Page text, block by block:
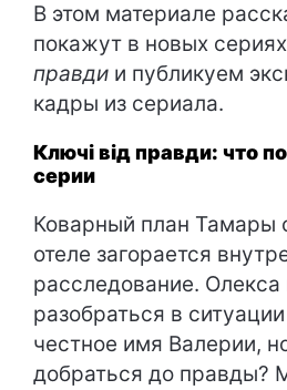
В этом материале
покажут в новых сериях
правди и публикуем
кадры из сериала.
Ключі від правди: что
серии
Коварный план Тамары
отеле загорается
расследование. Олекса
разобраться в
честное имя Валерии,
добраться до правды?